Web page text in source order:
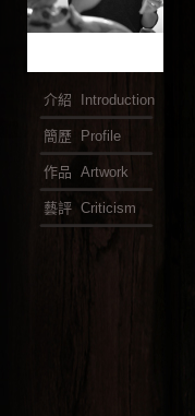
介紹 Introduction
簡歷 Profile
作品 Artwork
藝評 Criticism